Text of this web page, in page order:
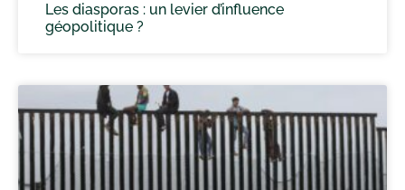
Les diasporas : un levier d’influence
géopolitique ?